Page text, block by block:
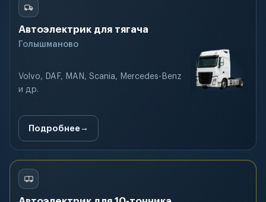
Автоэлектрик для тягача
Голышманово
Volvo, DAF, MAN, Scania, Mercedes-Benz
и др.
Подробнее